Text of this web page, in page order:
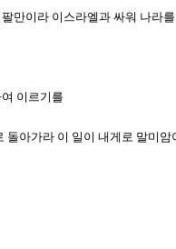
이라 이스라엘과 싸워 나라
이르기를
아가라 이 일이 내게로 말